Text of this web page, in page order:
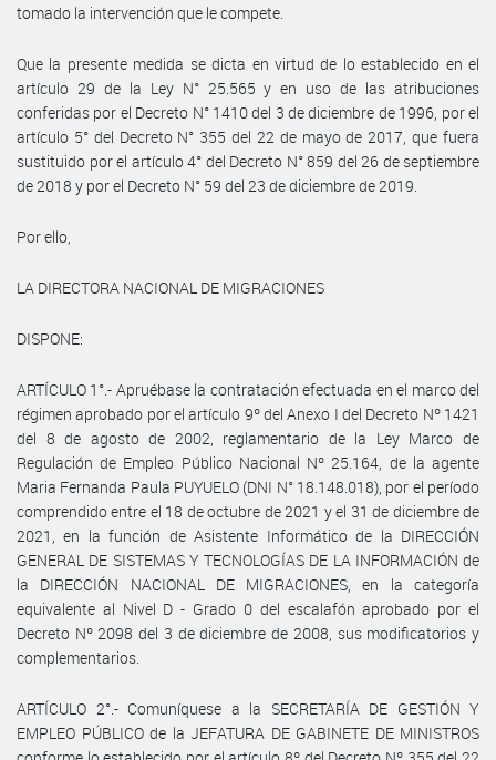
tomado la intervención que le compete.
Que la presente medida se dicta en virtud de lo establecido en el
artículo 29 de la Ley N° 25.565 y en uso de las atribuciones
conferidas por el Decreto N° 1410 del 3 de diciembre de 1996, por el
artículo 5° del Decreto N° 355 del 22 de mayo de 2017, que fuera
sustituido por el artículo 4° del Decreto N° 859 del 26 de septiembre
de 2018 y por el Decreto N° 59 del 23 de diciembre de 2019.
Por ello,
LA DIRECTORA NACIONAL DE MIGRACIONES
DISPONE:
ARTÍCULO 1°.- Apruébase la contratación efectuada en el marco del
régimen aprobado por el artículo 9º del Anexo I del Decreto Nº 1421
del 8 de agosto de 2002, reglamentario de la Ley Marco de
Regulación de Empleo Público Nacional Nº 25.164, de la agente
Maria Fernanda Paula PUYUELO (DNI N° 18.148.018), por el período
comprendido entre el 18 de octubre de 2021 y el 31 de diciembre de
2021, en la función de Asistente Informático de la DIRECCIÓN
GENERAL DE SISTEMAS Y TECNOLOGÍAS DE LA INFORMACIÓN de
la DIRECCIÓN NACIONAL DE MIGRACIONES, en la categoría
equivalente al Nivel D - Grado 0 del escalafón aprobado por el
Decreto Nº 2098 del 3 de diciembre de 2008, sus modificatorios y
complementarios.
ARTÍCULO 2°.- Comuníquese a la SECRETARÍA DE GESTIÓN Y
EMPLEO PÚBLICO de la JEFATURA DE GABINETE DE MINISTROS